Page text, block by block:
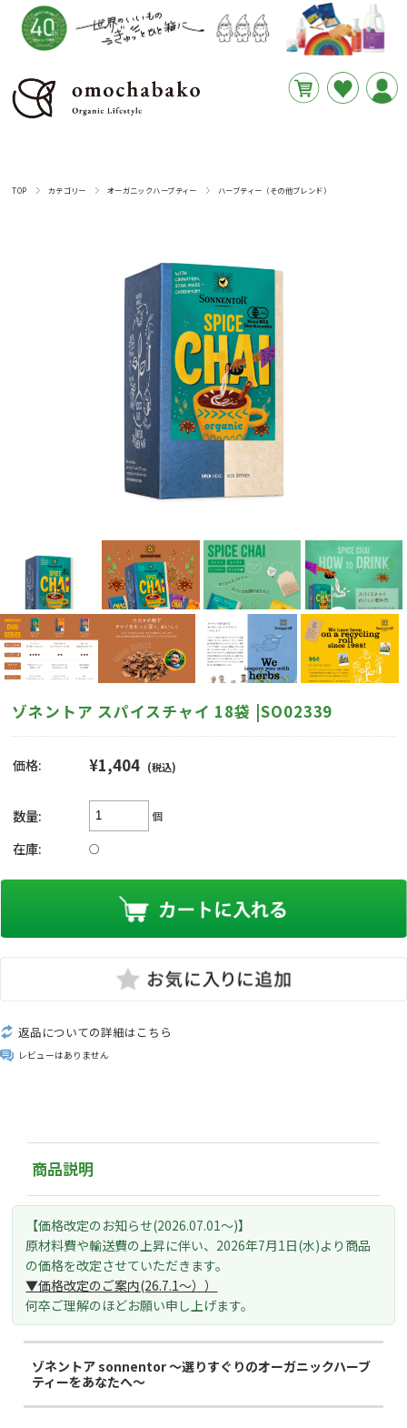
TOP カテゴリー オーガニックハーブティー ハーブティー（その他ブレンド）
ゾネントア スパイスチャイ 18袋 |SO02339
価格: ¥1,404 (税込)
数量: 個
在庫: ○
返品についての詳細はこちら
レビューはありません
商品説明
【価格改定のお知らせ(2026.07.01～)】
原材料費や輸送費の上昇に伴い、 2026年7月1日(水)より 商品
の価格を改定させていただきます。
▼価格改定のご案内(26.7.1～））
何卒ご理解のほどお願い申し上げます。
ゾネントア sonnentor ～選りすぐりのオーガニックハーブ
ティーをあなたへ～